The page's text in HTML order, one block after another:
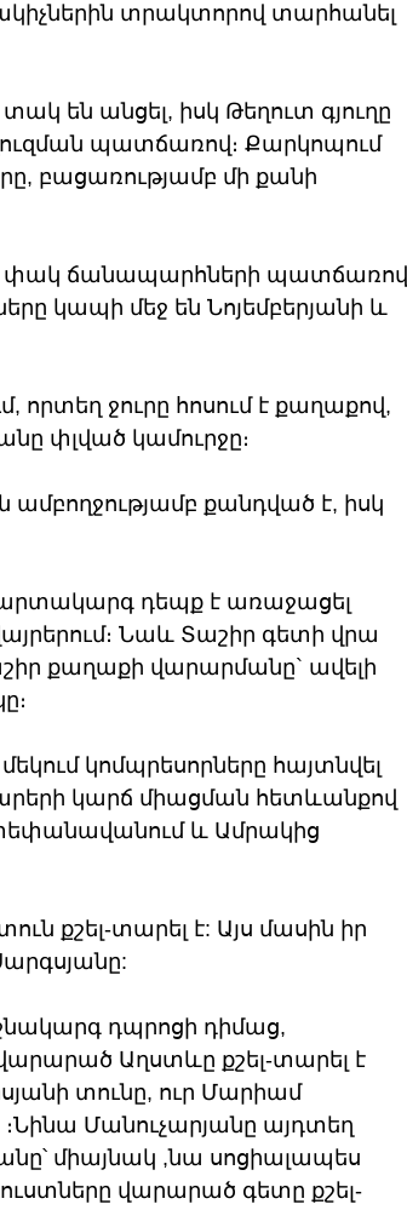
տրակտորով տարհանել
են անցել, իսկ Թեղուտ գյուղը
պատճառով։ Քարկոպում
բացառությամբ մի քանի
փակ ճանապարհների պատճառով
կապի մեջ են Նոյեմբերյանի և
որտեղ ջուրը հոսում է քաղաքով,
փլված կամուրջը։
քանդված է, իսկ
դեպք է առաջացել
Նաև Տաշիր գետի վրա
քաղաքի վարարմանը` ավելի
կոմպրեսորները հայտնվել
կարճ միացման հետևանքով
և Ամրակից
քշել-տարել է: Այս մասին իր
դպրոցի դիմաց,
Աղստևը քշել-տարել է
տունը, ուր Մարիամ
Մանուչարյանը այդտեղ
միայնակ ,նա սոցիալապես
վարարած գետը քշել-